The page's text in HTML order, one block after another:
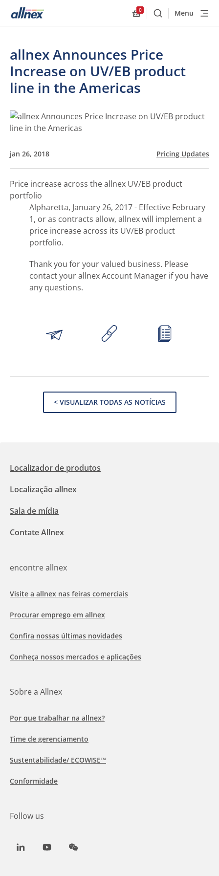
0
BuscarMenu
allnex Announces Price
Increase on UV/EB product
line in the Americas
jan 26, 2018 Pricing Updates
Price increase across the allnex UV/EB product
portfolio
Alpharetta, January 26, 2017 - Effective February
1, or as contracts allow, allnex will implement a
price increase across its UV/EB product
portfolio.
Thank you for your valued business. Please
contact your allnex Account Manager if you have
any questions.
< VISUALIZAR TODAS AS NOTÍCIAS
Localizador de produtos
Localização allnex
Sala de mídia
Contate Allnex
encontre allnex
Visite a allnex nas feiras comerciais
Procurar emprego em allnex
Confira nossas últimas novidades
Conheça nossos mercados e aplicações
Sobre a Allnex
Por que trabalhar na allnex?
Time de gerenciamento
Sustentabilidade/ ECOWISE™
Conformidade
Follow us
LinkedInYoutubeWeChat